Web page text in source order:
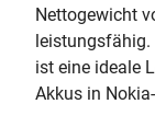
Nettogewicht
leistungsfähig.
ist eine ideale
Akkus in